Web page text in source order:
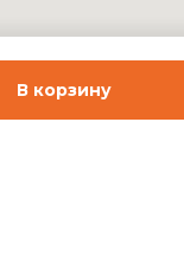
В корзину